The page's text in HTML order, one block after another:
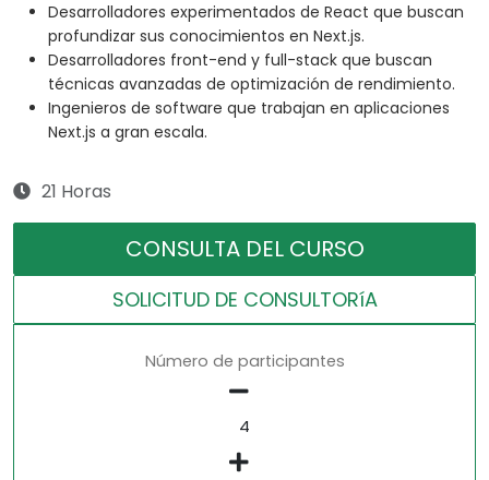
Desarrolladores experimentados de React que buscan
profundizar sus conocimientos en Next.js.
Desarrolladores front-end y full-stack que buscan
técnicas avanzadas de optimización de rendimiento.
Ingenieros de software que trabajan en aplicaciones
Next.js a gran escala.
21 Horas
CONSULTA DEL CURSO
SOLICITUD DE CONSULTORíA
Número de participantes